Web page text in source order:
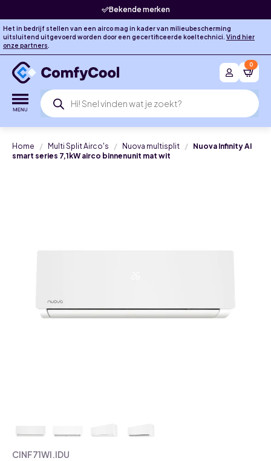
Bekende merken
Het in bedrijf stellen van een airco mag in kader van milieubescherming
uitsluitend uitgevoerd worden door een gecertificeerde koeltechnici. Vind hier
onze partners.
Producten
zoeken
0
Home Multi Split Airco's Nuova multisplit
Nuova Infinity AI
smart series 7,1kW airco binnenunit mat wit
CINF71WI.IDU